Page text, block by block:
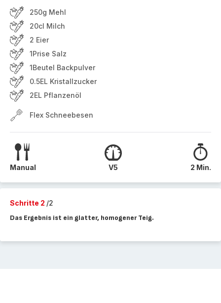
250g Mehl
20cl Milch
2 Eier
1Prise Salz
1Beutel Backpulver
0.5EL Kristallzucker
2EL Pflanzenöl
Flex Schneebesen
Manual V5 2 Min.
Schritte 2 /2
Das Ergebnis ist ein glatter, homogener Teig.